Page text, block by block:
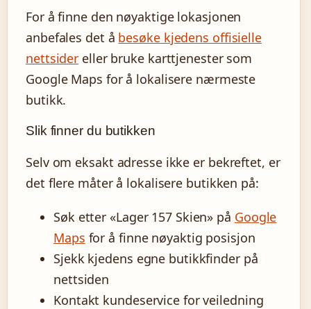
For å finne den nøyaktige lokasjonen
anbefales det å besøke kjedens offisielle
nettsider eller bruke karttjenester som
Google Maps for å lokalisere nærmeste
butikk.
Slik finner du butikken
Selv om eksakt adresse ikke er bekreftet, er
det flere måter å lokalisere butikken på:
Søk etter «Lager 157 Skien» på Google
Maps for å finne nøyaktig posisjon
Sjekk kjedens egne butikkfinder på
nettsiden
Kontakt kundeservice for veiledning